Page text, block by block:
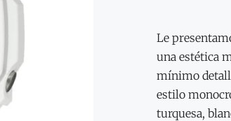
Le
una estética
mínimo
estilo
turquesa,